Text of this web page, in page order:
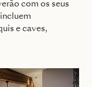
com os seus
e caves,